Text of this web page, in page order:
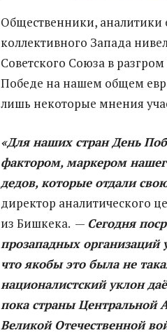
Общественники,
коллективного Запада
Советского Союза в
Победе на нашем общем
лишь некоторые мнения
«Для наших стран День
фактором, маркером
дедов, которые отдали
директор аналитического
из Бишкека. — Сегодня
прозападных организаций
что якобы это была не
националистский уклон
пока страны Центральной
Великой Отечественной